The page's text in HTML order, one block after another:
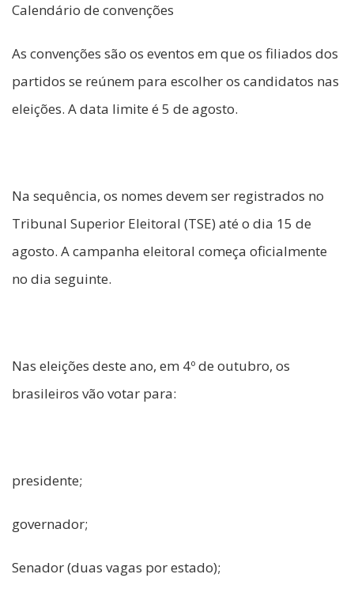
Calendário de convenções
As convenções são os eventos em que os filiados dos
partidos se reúnem para escolher os candidatos nas
eleições. A data limite é 5 de agosto.
Na sequência, os nomes devem ser registrados no
Tribunal Superior Eleitoral (TSE) até o dia 15 de
agosto. A campanha eleitoral começa oficialmente
no dia seguinte.
Nas eleições deste ano, em 4º de outubro, os
brasileiros vão votar para:
presidente;
governador;
Senador (duas vagas por estado);